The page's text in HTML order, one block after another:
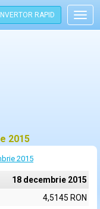
RAPID
2015
2015
18 decembrie 2015
4,5145 RON